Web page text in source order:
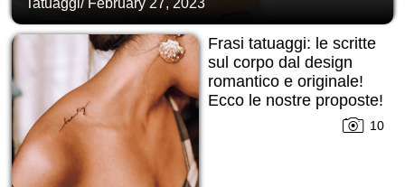
Tatuaggi / February 27, 2023
Frasi tatuaggi: le scritte
sul corpo dal design
romantico e originale!
Ecco le nostre proposte!
10